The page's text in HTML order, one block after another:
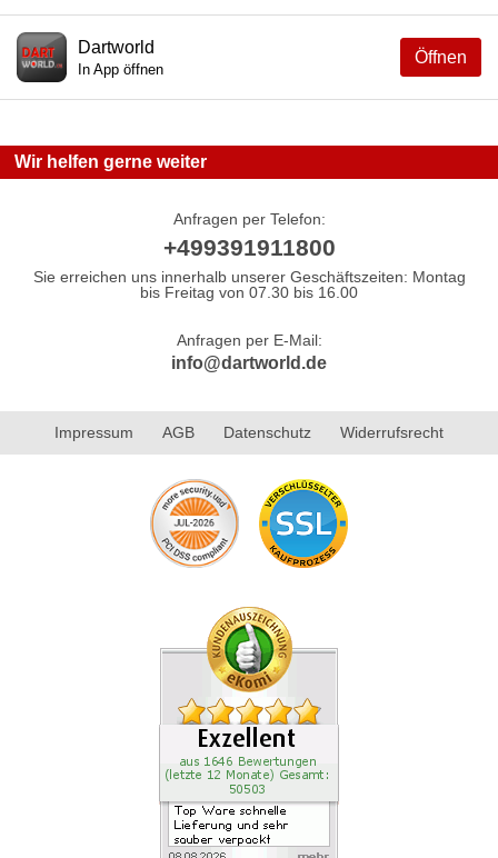
Öffnen
Dartworld
In App öffnen
Wir helfen gerne weiter
Anfragen per Telefon:
+499391911800
Sie erreichen uns innerhalb unserer Geschäftszeiten: Montag
bis Freitag von 07.30 bis 16.00
Anfragen per E-Mail:
info@dartworld.de
Impressum AGB Datenschutz Widerrufsrecht